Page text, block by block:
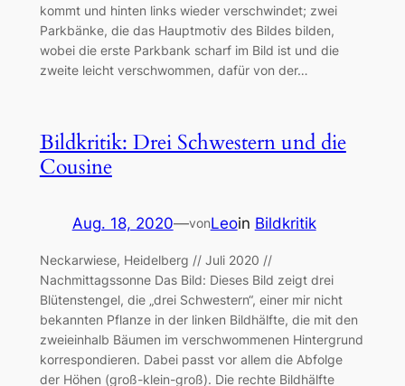
kommt und hinten links wieder verschwindet; zwei
Parkbänke, die das Hauptmotiv des Bildes bilden,
wobei die erste Parkbank scharf im Bild ist und die
zweite leicht verschwommen, dafür von der…
Bildkritik: Drei Schwestern und die
Cousine
Aug. 18, 2020—vonLeoin Bildkritik
Neckarwiese, Heidelberg // Juli 2020 //
Nachmittagssonne Das Bild: Dieses Bild zeigt drei
Blütenstengel, die „drei Schwestern“, einer mir nicht
bekannten Pflanze in der linken Bildhälfte, die mit den
zweieinhalb Bäumen im verschwommenen Hintergrund
korrespondieren. Dabei passt vor allem die Abfolge
der Höhen (groß-klein-groß). Die rechte Bildhälfte